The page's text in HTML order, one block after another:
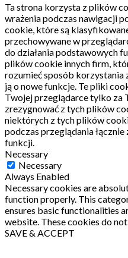
Ta strona korzysta z plików
wrażenia podczas nawigacji
cookie, które są
przechowywane w
do działania podstawowych
plików cookie innych firm,
rozumieć sposób
ją o nowe funkcje. Te pliki
Twojej przeglądarce tylko za
zrezygnować z tych plików
niektórych z tych plików
podczas przeglądania
funkcji.
Necessary
Necessary
Always Enabled
Necessary cookies are
function properly. This
ensures basic functionalities
website. These cookies do
SAVE & ACCEPT